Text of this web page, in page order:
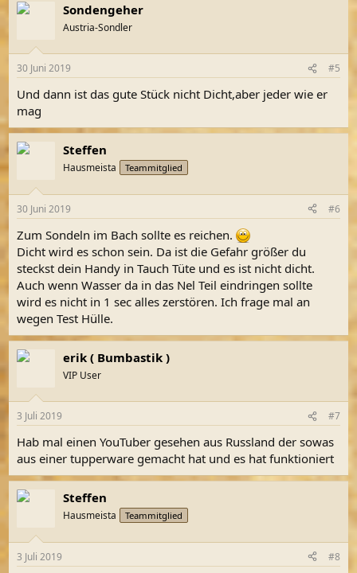
Sondengeher
Austria-Sondler
30 Juni 2019 #5
Und dann ist das gute Stück nicht Dicht,aber jeder wie er
mag
Steffen
Hausmeista Teammitglied
30 Juni 2019 #6
Zum Sondeln im Bach sollte es reichen.
Dicht wird es schon sein. Da ist die Gefahr größer du
steckst dein Handy in Tauch Tüte und es ist nicht dicht.
Auch wenn Wasser da in das Nel Teil eindringen sollte
wird es nicht in 1 sec alles zerstören. Ich frage mal an
wegen Test Hülle.
erik ( Bumbastik )
VIP User
3 Juli 2019 #7
Hab mal einen YouTuber gesehen aus Russland der sowas
aus einer tupperware gemacht hat und es hat funktioniert
Steffen
Hausmeista Teammitglied
3 Juli 2019 #8